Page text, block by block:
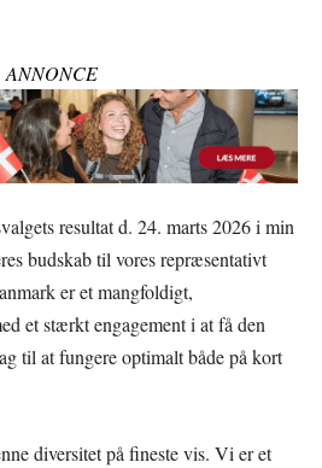
ANNONCE
resultat d. 24. marts 2026 i min
budskab til vores repræsentativt
er et mangfoldigt,
et stærkt engagement i at få den
til at fungere optimalt både på kort
diversitet på fineste vis. Vi er et